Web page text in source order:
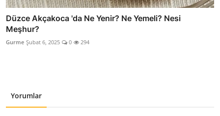
Düzce Akçakoca 'da Ne Yenir? Ne Yemeli? Nesi
Meşhur?
Gurme Şubat 6, 2025 0 294
Yorumlar